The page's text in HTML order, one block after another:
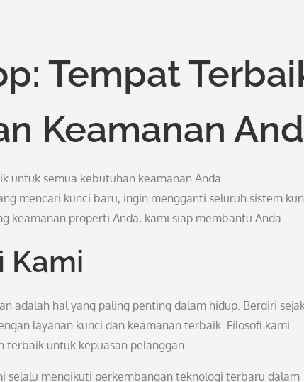
Tempat
Keamanan
untuk semua kebutuhan keamanan Anda.
mencari kunci baru, ingin mengganti seluruh sistem
keamanan properti Anda, kami siap membantu Anda.
Kami
adalah hal yang paling penting dalam hidup. Berdiri
layanan kunci dan keamanan terbaik. Filosofi kami
terbaik untuk kepuasan pelanggan.
selalu mengikuti perkembangan teknologi terbaru dalam